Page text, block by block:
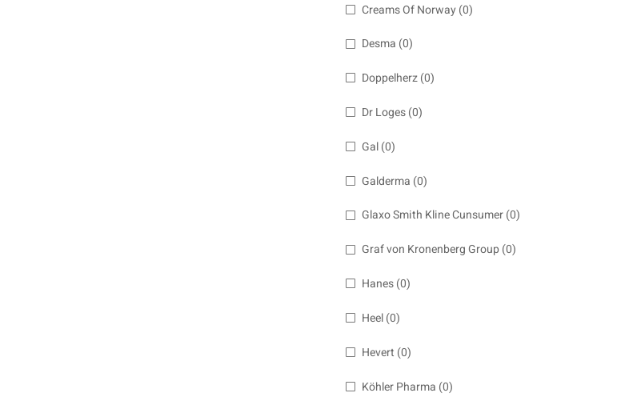
Creams Of Norway (0)
Desma (0)
Doppelherz (0)
Dr Loges (0)
Gal (0)
Galderma (0)
Glaxo Smith Kline Cunsumer (0)
Graf von Kronenberg Group (0)
Hanes (0)
Heel (0)
Hevert (0)
Köhler Pharma (0)